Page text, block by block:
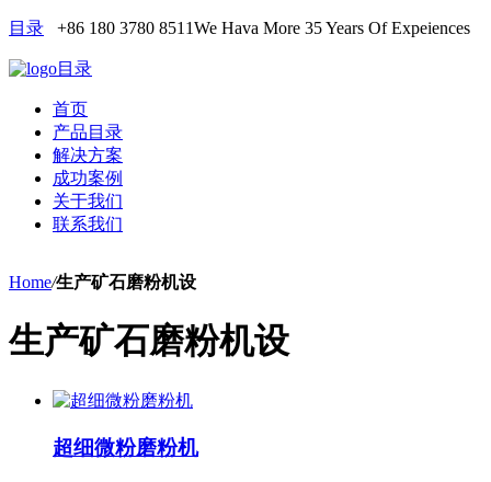
目录 +86 180 3780 8511We Hava More 35 Years Of Expeiences
目录
首页
产品目录
解决方案
成功案例
关于我们
联系我们
Home/生产矿石磨粉机设
生产矿石磨粉机设
超细微粉磨粉机